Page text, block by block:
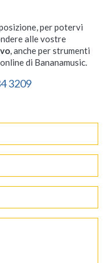
per potervi
alle vostre
, anche per strumenti
di Bananamusic.
3209